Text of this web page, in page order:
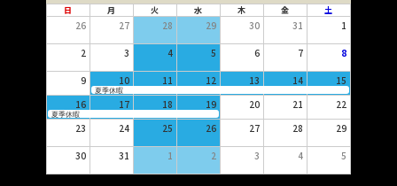
日 月 火 水 木 金 土
26 27 28 29 30 31 1
2 3 4 5 6 7 8
9 10 11 12 13 14 15
夏季休暇
16 17 18 19 20 21 22
夏季休暇
23 24 25 26 27 28 29
30 31 1 2 3 4 5